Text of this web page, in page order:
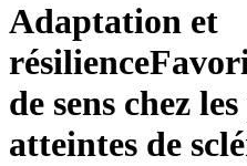
Adaptation et
résilience
de sens chez
atteintes de